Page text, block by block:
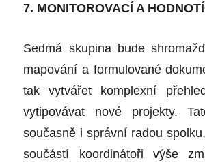
7. MONITOROVACÍ A
Sedmá skupina bude
mapování a formulované
tak vytvářet komplexní
vytipovávat nové projekty.
současně i správní radou
součástí koordinátoři výše